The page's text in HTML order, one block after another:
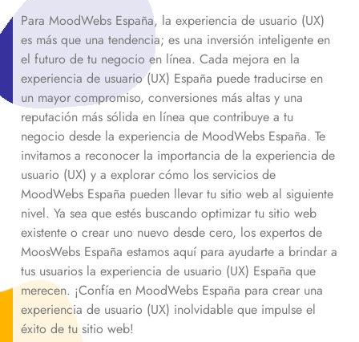
Para MoodWebs España, la experiencia de usuario (UX)
es más que una tendencia; es una inversión inteligente en
el futuro de tu negocio en línea. Cada mejora en la
experiencia de usuario (UX) España puede traducirse en
un mayor compromiso, conversiones más altas y una
reputación más sólida en línea que contribuye a tu
negocio desde la experiencia de MoodWebs España. Te
invitamos a reconocer la importancia de la experiencia de
usuario (UX) y a explorar cómo los servicios de
MoodWebs España pueden llevar tu sitio web al siguiente
nivel. Ya sea que estés buscando optimizar tu sitio web
existente o crear uno nuevo desde cero, los expertos de
MoosWebs España estamos aquí para ayudarte a brindar a
tus usuarios la experiencia de usuario (UX) España que
merecen. ¡Confía en MoodWebs España para crear una
experiencia de usuario (UX) inolvidable que impulse el
éxito de tu sitio web!